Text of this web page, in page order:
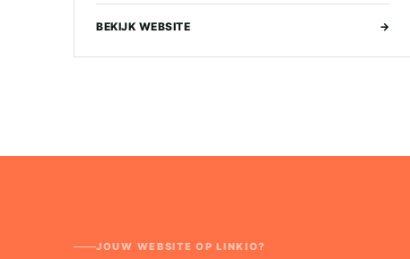
BEKIJK WEBSITE →
JOUW WEBSITE OP LINKIO?